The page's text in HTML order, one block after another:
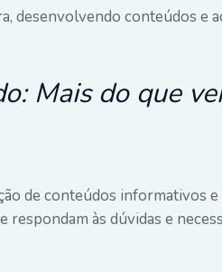
desenvolvendo conteúdos e
Mais do que
de conteúdos informativos
às dúvidas e